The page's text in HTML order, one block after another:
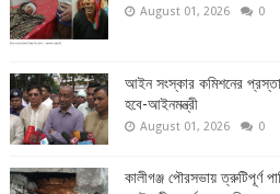
August 01, 2026 0
আইন সংস্কার কমিশনের
হবে-আইনমন্ত্রী
August 01, 2026 0
কালীগঞ্জ পৌরসভায় ত্রুটিপূর্ণ